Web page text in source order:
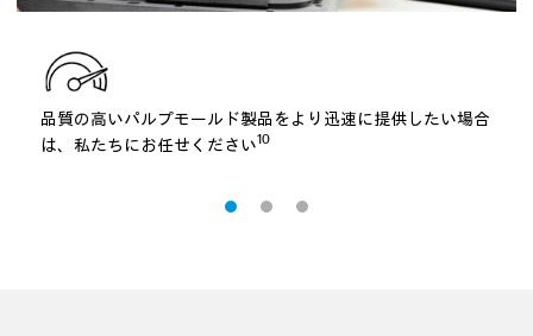
品質の高いパルプモールド製品をより迅速に提供したい場合
は、私たちにお任せください10